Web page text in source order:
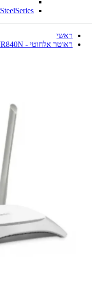
SteelSeries
ראשי
ראוטר אלחוטי - TP-Link TL-WR840N